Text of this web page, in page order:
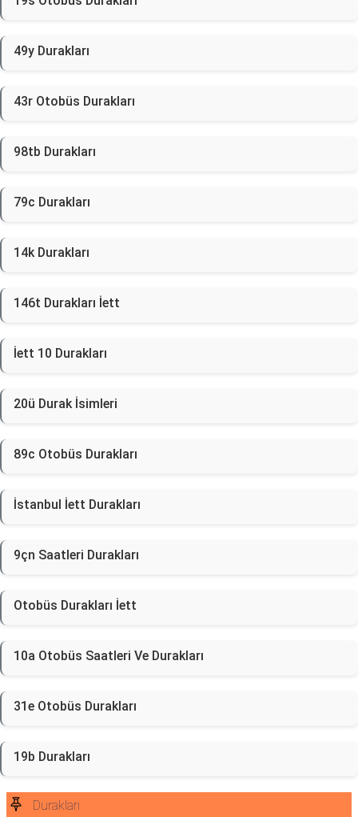
49y Durakları
43r Otobüs Durakları
98tb Durakları
79c Durakları
14k Durakları
146t Durakları İett
İett 10 Durakları
20ü Durak İsimleri
89c Otobüs Durakları
İstanbul İett Durakları
9çn Saatleri Durakları
Otobüs Durakları İett
10a Otobüs Saatleri Ve Durakları
31e Otobüs Durakları
19b Durakları
Durakları